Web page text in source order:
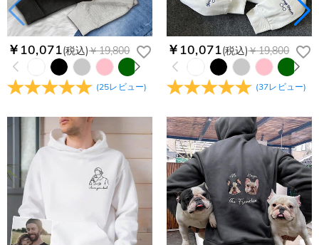
￥10,071(税込)￥19,800
(25レビュー)
￥10,071(税込)￥19,800
(37レビュー)